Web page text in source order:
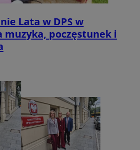
Lata w DPS w
muzyka, poczęstunek i